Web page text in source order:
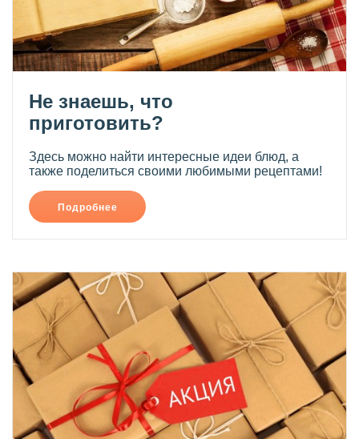
Не знаешь, что
приготовить?
Здесь можно найти интересные идеи блюд, а
также поделиться своими любимыми рецептами!
Подробнее